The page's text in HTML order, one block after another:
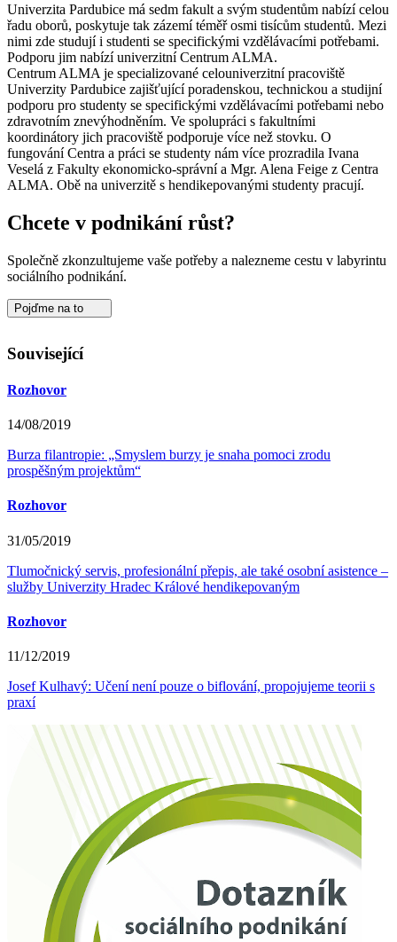
Univerzita Pardubice má sedm fakult a svým studentům nabízí celou
řadu oborů, poskytuje tak zázemí téměř osmi tisícům studentů. Mezi
nimi zde studují i studenti se specifickými vzdělávacími potřebami.
Podporu jim nabízí univerzitní Centrum ALMA.
Centrum ALMA je specializované celouniverzitní pracoviště
Univerzity Pardubice zajišťující poradenskou, technickou a studijní
podporu pro studenty se specifickými vzdělávacími potřebami nebo
zdravotním znevýhodněním. Ve spolupráci s fakultními
koordinátory jich pracoviště podporuje více než stovku. O
fungování Centra a práci se studenty nám více prozradila Ivana
Veselá z Fakulty ekonomicko-správní a Mgr. Alena Feige z Centra
ALMA. Obě na univerzitě s hendikepovanými studenty pracují.
Chcete v podnikání růst?
Společně zkonzultujeme vaše potřeby a nalezneme cestu v labyrintu
sociálního podnikání.
Pojďme na to
Související
Rozhovor
14/08/2019
Burza filantropie: „Smyslem burzy je snaha pomoci zrodu
prospěšným projektům“
Rozhovor
31/05/2019
Tlumočnický servis, profesionální přepis, ale také osobní asistence –
služby Univerzity Hradec Králové hendikepovaným
Rozhovor
11/12/2019
Josef Kulhavý: Učení není pouze o biflování, propojujeme teorii s
praxí